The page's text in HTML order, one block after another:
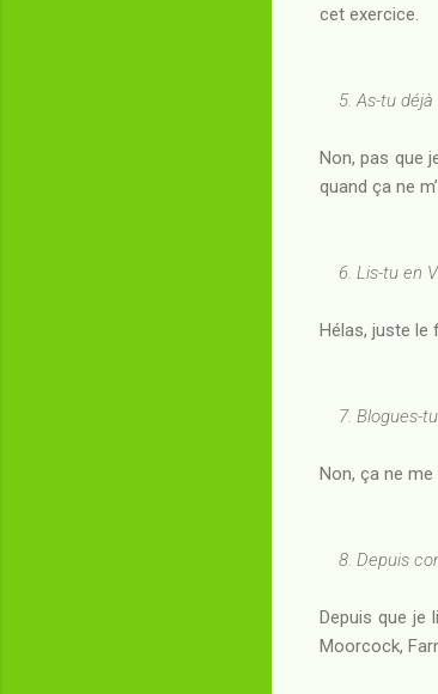
cet exercice.
5. As-tu déjà
Non, pas que
quand ça ne
6. Lis-tu en
Hélas, juste le
7. Blogues-tu
Non, ça ne
8. Depuis
Depuis que je
Moorcock,